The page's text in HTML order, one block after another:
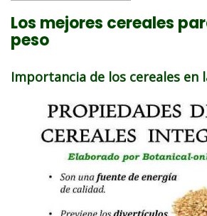
Los mejores cereales
peso
Importancia de los cereales en